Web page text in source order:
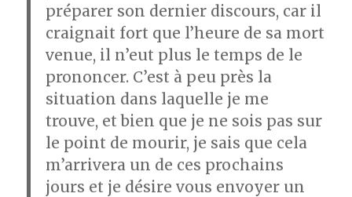
préparer son dernier discours, car il
craignait fort que l’heure de sa mort
venue, il n’eut plus le temps de le
prononcer. C’est à peu près la
situation dans laquelle je me
trouve, et bien que je ne sois pas sur
le point de mourir, je sais que cela
m’arrivera un de ces prochains
jours et je désire vous envoyer un